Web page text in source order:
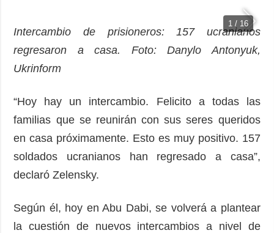
Fotos
Video
Releases
1 / 16
Intercambio de prisioneros: 157 ucranianos
regresaron a casa. Foto: Danylo Antonyuk,
Ukrinform
“Hoy hay un intercambio. Felicito a todas las
familias que se reunirán con sus seres queridos
en casa próximamente. Esto es muy positivo. 157
soldados ucranianos han regresado a casa”,
declaró Zelensky.
Según él, hoy en Abu Dabi, se volverá a plantear
la cuestión de nuevos intercambios a nivel de